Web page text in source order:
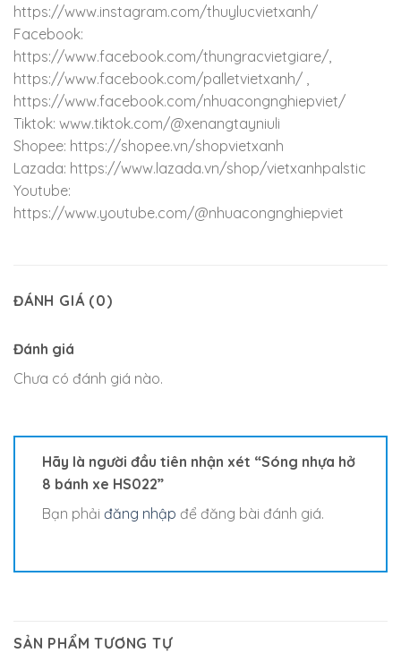
https://www.instagram.com/thuylucvietxanh/
Facebook:
https://www.facebook.com/thungracvietgiare/,
https://www.facebook.com/palletvietxanh/ ,
https://www.facebook.com/nhuacongnghiepviet/
Tiktok: www.tiktok.com/@xenangtayniuli
Shopee: https://shopee.vn/shopvietxanh
Lazada: https://www.lazada.vn/shop/vietxanhpalstic
Youtube:
https://www.youtube.com/@nhuacongnghiepviet
ĐÁNH GIÁ (0)
Đánh giá
Chưa có đánh giá nào.
Hãy là người đầu tiên nhận xét “Sóng nhựa hở
8 bánh xe HS022”
Bạn phải đăng nhập để đăng bài đánh giá.
SẢN PHẨM TƯƠNG TỰ